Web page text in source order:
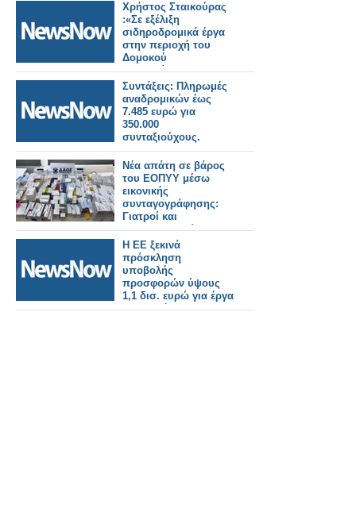
Χρήστος Σταικούρας
:«Σε εξέλιξη
σιδηροδρομικά έργα
στην περιοχή του
Δομοκού
αποκατάστασης
Daniel 188 εκατ. ευρώ.
Συντάξεις: Πληρωμές
αναδρομικών έως
7.485 ευρώ για
350.000
συνταξιούχους.
Νέα απάτη σε βάρος
του ΕΟΠΥΥ μέσω
εικονικής
συνταγογράφησης:
Γιατροί και
φαρμακοποιοί στο
κόλπο, άνω των
400.000 ευρώ η ζημιά
Η ΕΕ ξεκινά
πρόσκληση
υποβολής
προσφορών ύψους
1,1 δισ. ευρώ για έργα
υποδομής που